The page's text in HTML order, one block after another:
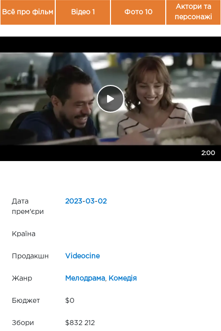
Всё про фільм Відео 1 Фото 10
Актори та
персонажі
2:00
Дата
прем'єри
2023-03-02
Країна
Продакшн Videocine
Жанр Мелодрама, Комедія
Бюджет $0
Збори $832 212